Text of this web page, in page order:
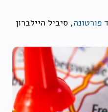
פורטונה, סיביל היילברון